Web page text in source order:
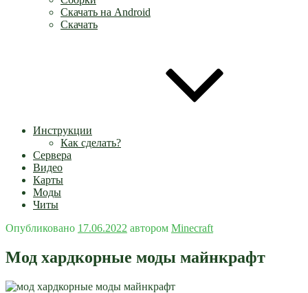
Скачать на Android
Скачать
Инструкции
Как сделать?
Сервера
Видео
Карты
Моды
Читы
Опубликовано 17.06.2022 автором Minecraft
Мод хардкорные моды майнкрафт